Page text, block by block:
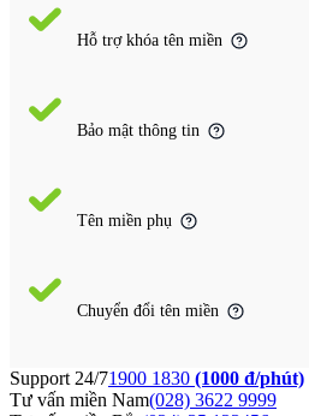
Hỗ trợ khóa tên miền
Bảo mật thông tin
Tên miền phụ
Chuyển đổi tên miền
Support 24/71900 1830 (1000 đ/phút)
Tư vấn miền Nam(028) 3622 9999